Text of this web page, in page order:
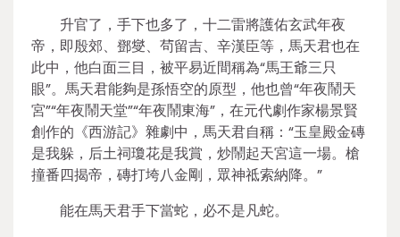
升官了，手下也多了，十二雷將護佑玄武年夜
帝，即殷郊、鄧燮、茍留吉、辛漢臣等，馬天君也在
此中，他白面三目，被平易近間稱為“馬王爺三只
眼”。馬天君能夠是孫悟空的原型，他也曾“年夜鬧天
宮”“年夜鬧天堂”“年夜鬧東海”，在元代劇作家楊景賢
創作的《西游記》雜劇中，馬天君自稱：“玉皇殿金磚
是我躲，后土祠瓊花是我賞，炒鬧起天宮這一場。槍
撞番四揭帝，磚打垮八金剛，眾神祗索納降。”
能在馬天君手下當蛇，必不是凡蛇。